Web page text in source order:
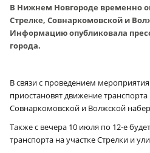
В Нижнем Новгороде временно
Стрелке, Совнаркомовской и
Информацию опубликовала
города.
В связи с проведением
приостановят движение
Совнаркомовской и Волжской
Также с вечера 10 июля по 12‑е
транспорта на участке Стрелки и